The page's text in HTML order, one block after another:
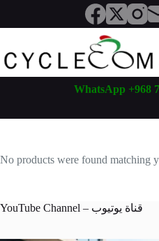
content
WhatsApp +968
No products were found matching
YouTube Channel – قناة يوتيوب